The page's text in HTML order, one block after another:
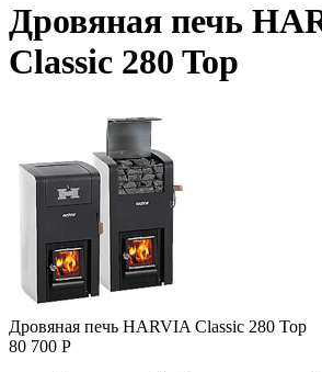
Дровяная печь
Classic 280 Top
Дровяная печь HARVIA Classic 280 Top
80 700 Р